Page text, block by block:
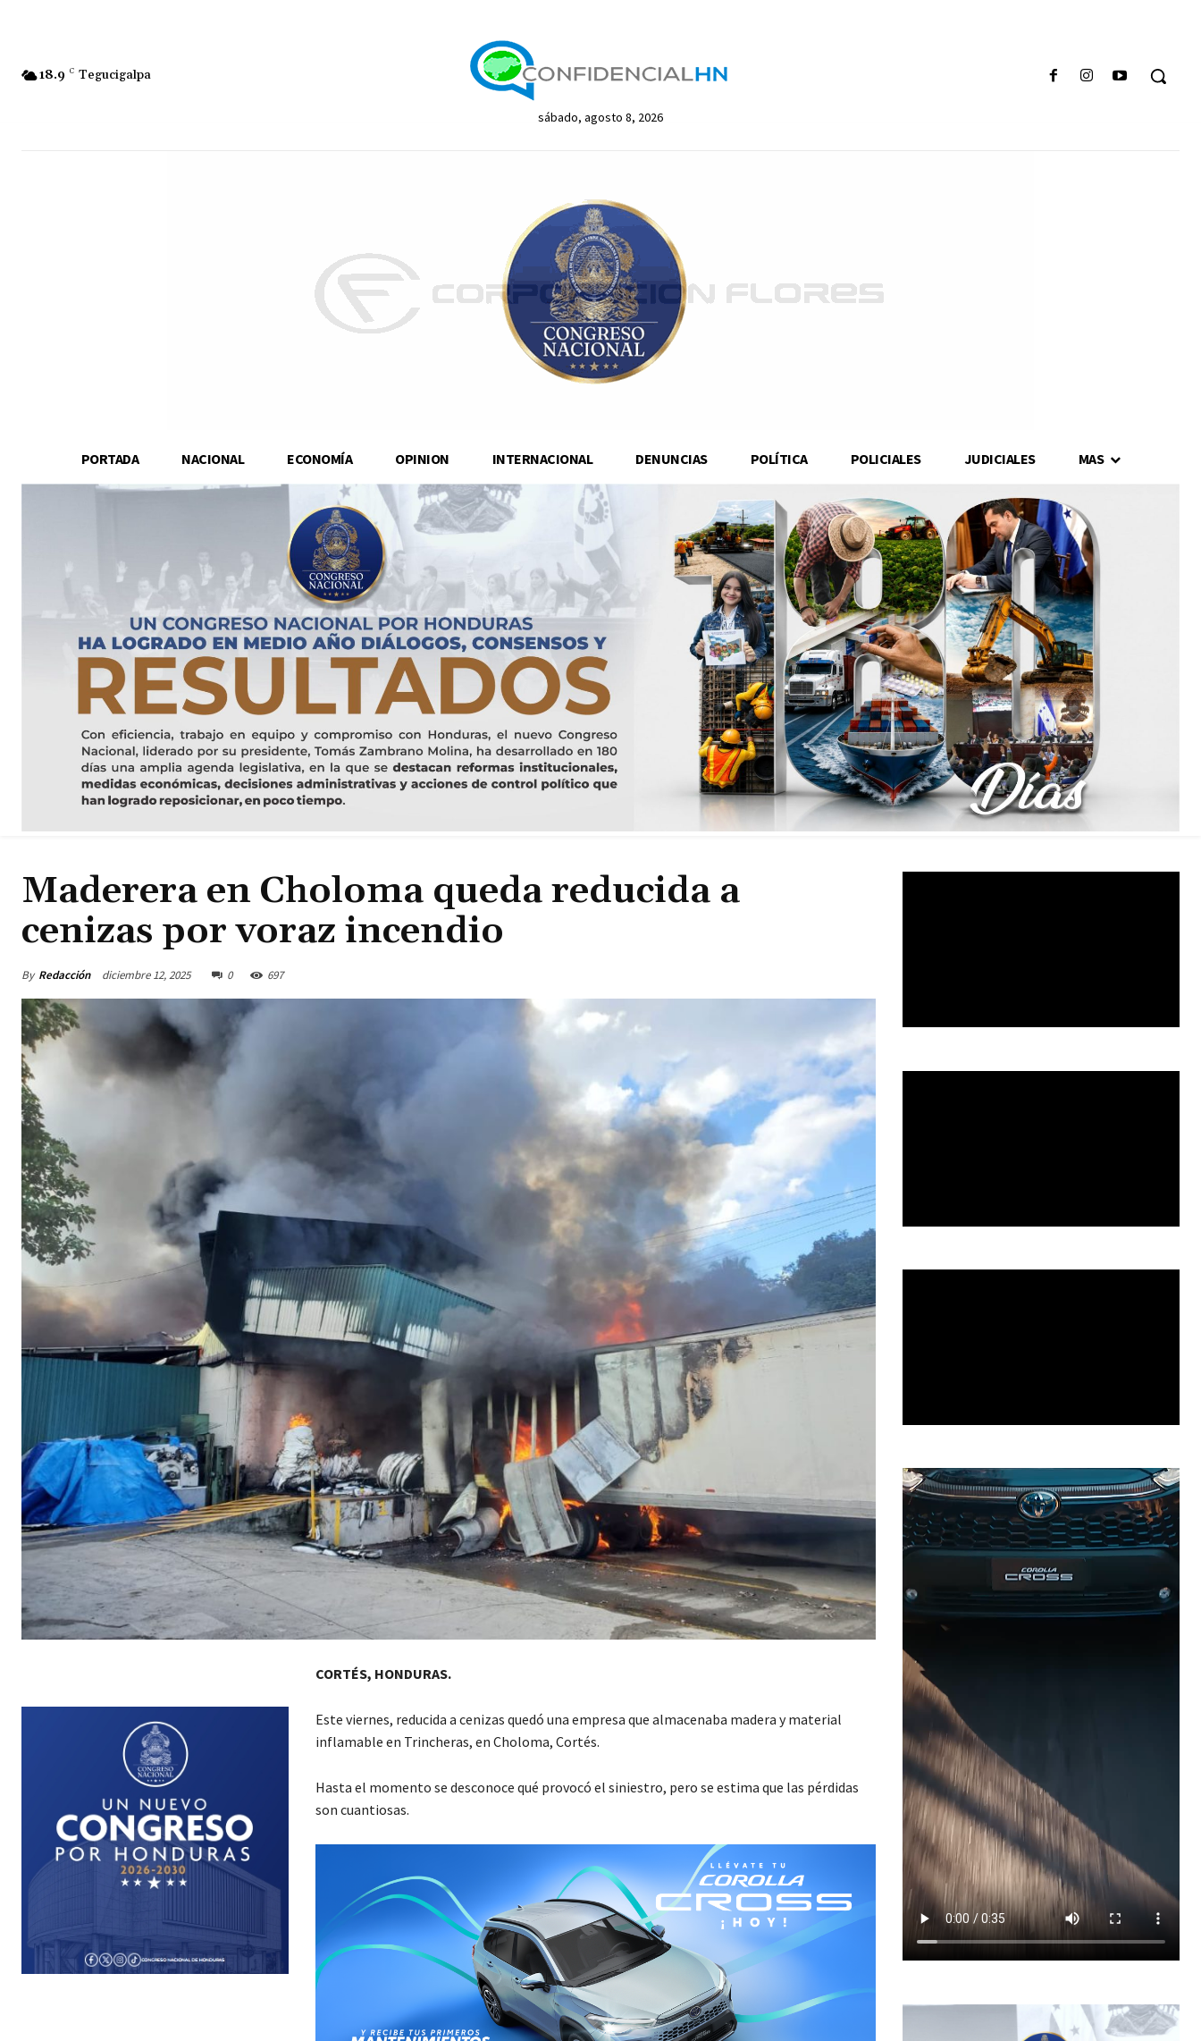
18.9 C Tegucigalpa
sábado, agosto 8, 2026
PORTADA NACIONAL ECONOMÍA OPINION INTERNACIONAL DENUNCIAS POLÍTICA POLICIALES JUDICIALES MAS
Maderera en Choloma queda reducida a
cenizas por voraz incendio
By Redacción diciembre 12, 2025 0 697
CORTÉS, HONDURAS.
Este viernes, reducida a cenizas quedó una empresa que almacenaba madera y material
inflamable en Trincheras, en Choloma, Cortés.
Hasta el momento se desconoce qué provocó el siniestro, pero se estima que las pérdidas
son cuantiosas.